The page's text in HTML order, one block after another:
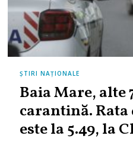
ȘTIRI NAȚIONALE
Baia Mare, alte
carantină.
este la 5.49, la